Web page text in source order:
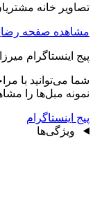
تصاویر خانه
مشاهده صفحه
پیج اینستاگرام
شما می‌توانید با
نمونه مبل‌ها را
پیج اینستاگرام
ویژگی‌ها